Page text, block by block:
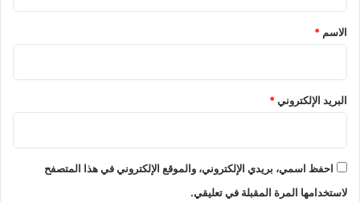
*
الاسم *
البريد الإلكتروني*
احفظ اسمي، بريدي الإلكتروني، والموقع الإلكتروني في هذا المتصفح
لاستخدامها المرة المقبلة في تعليقي.